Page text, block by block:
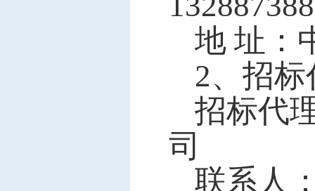
地 址：
2、招
招标代
司
联系人